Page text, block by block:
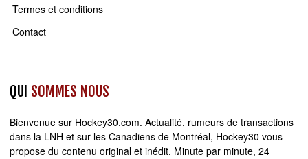
Termes et conditions
Contact
QUI SOMMES NOUS
Bienvenue sur Hockey30.com. Actualité, rumeurs de transactions
dans la LNH et sur les Canadiens de Montréal, Hockey30 vous
propose du contenu original et inédit. Minute par minute, 24